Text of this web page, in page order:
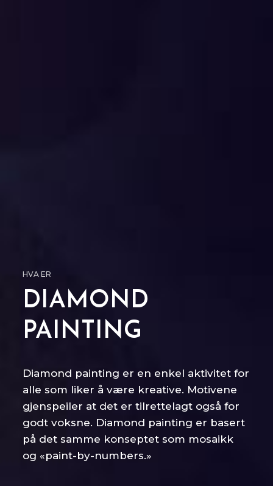
HVA ER
DIAMOND
PAINTING
Diamond painting er en enkel aktivitet for
alle som liker å være kreative. Motivene
gjenspeiler at det er tilrettelagt også for
godt voksne. Diamond painting er basert
på det samme konseptet som mosaikk
og «paint-by-numbers.»